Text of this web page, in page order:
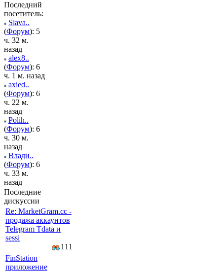
Последний
посетитель:
Slava..
(Форум): 5
ч. 32 м.
назад
alex8..
(Форум): 6
ч. 1 м. назад
axied..
(Форум): 6
ч. 22 м.
назад
Polih..
(Форум): 6
ч. 30 м.
назад
Влади..
(Форум): 6
ч. 33 м.
назад
Последние
дискуссии
Re: MarketGram.cc -
продажа аккаунтов
Telegram Tdata и
sessi
111
FinStation
приложение